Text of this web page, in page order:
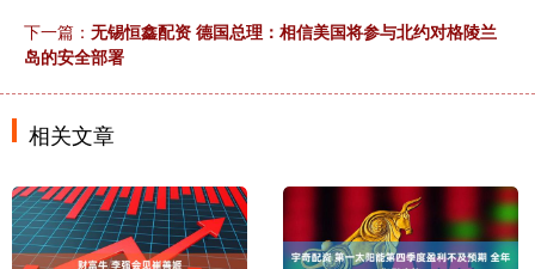
下一篇： 无锡恒鑫配资 德国总理：相信美国将参与北约对格陵兰
岛的安全部署
相关文章